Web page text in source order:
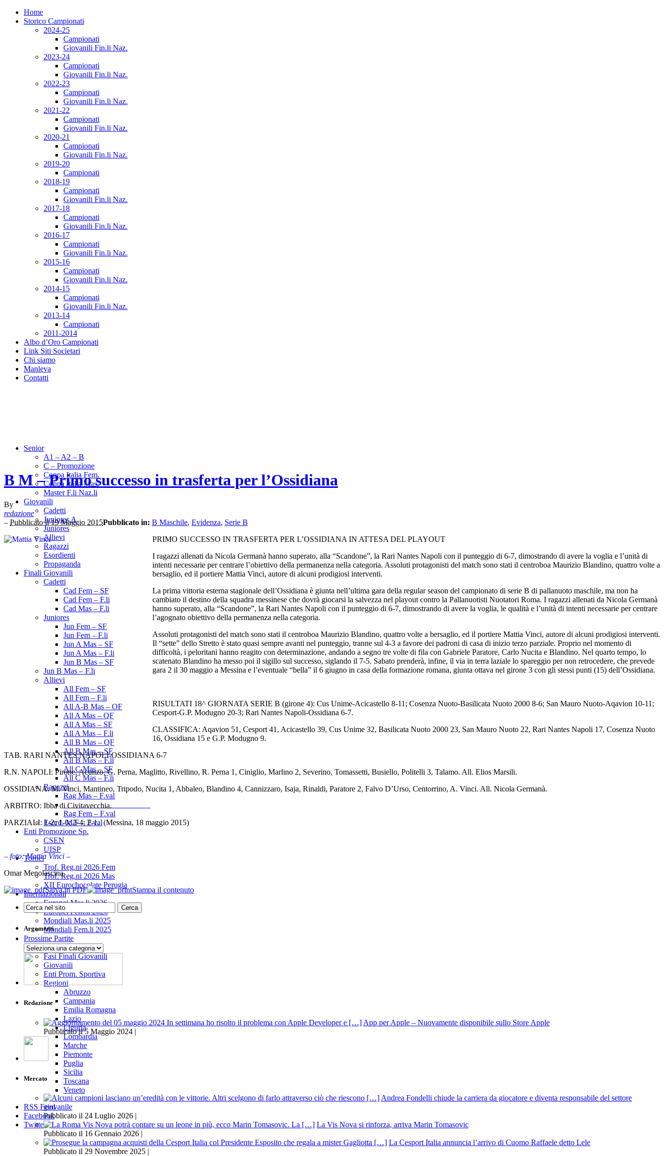
Home
Storico Campionati
2024-25
Campionati
Giovanili Fin.li Naz.
2023-24
Campionati
Giovanili Fin.li Naz.
2022-23
Campionati
Giovanili Fin.li Naz.
2021-22
Campionati
Giovanili Fin.li Naz.
2020-21
Campionati
Giovanili Fin.li Naz.
2019-20
Campionati
2018-19
Campionati
Giovanili Fin.li Naz.
2017-18
Campionati
Giovanili Fin.li Naz.
2016-17
Campionati
Giovanili Fin.li Naz.
2015-16
Campionati
Giovanili Fin.li Naz.
2014-15
Campionati
Giovanili Fin.li Naz.
2013-14
Campionati
2011-2014
Albo d’Oro Campionati
Link Siti Societari
Chi siamo
Manleva
Contatti
Senior
A1 – A2 – B
C – Promozione
Coppa Italia Fem.
Coppa Italia Mas.
Master F.li Naz.li
Giovanili
Cadetti
Juniores A
Juniores
Allievi
Ragazzi
Esordienti
Propaganda
Finali Giovanili
Cadetti
Cad Fem – SF
Cad Fem – F.li
Cad Mas – F.li
Juniores
Jun Fem – SF
Jun Fem – F.li
Jun A Mas – SF
Jun A Mas – F.li
Jun B Mas – SF
Jun B Mas – F.li
Allievi
All Fem – SF
All Fem – F.li
All A-B Mas – OF
All A Mas – QF
All A Mas – SF
All A Mas – F.li
All B Mas – QF
All B Mas – SF
All B Mas – F.li
All C Mas – SF
All C Mas – F.li
Ragazzi
Rag Mas – F.val
______________________
Rag Fem – F.val
Esord. M/F – F.val
Enti Promozione Sp.
CSEN
UISP
Tornei
Trof. Reg.ni 2026 Fem
Trof. Reg.ni 2026 Mas
XII Eurochocolate Perugia
Internazionali
Europei Mas.li 2026
Europei Fem.li 2026
Mondiali Mas.li 2025
Mondiali Fem.li 2025
Prossime Partite
Senior
Fasi Finali Giovanili
Giovanili
Enti Prom. Sportiva
Regioni
Abruzzo
Campania
Emilia Romagna
Lazio
Liguria
Lombardia
Marche
Piemonte
Puglia
Sicilia
Toscana
Veneto
RSS Feed
Facebook
Twitter
B M – Primo successo in trasferta per l’Ossidiana
By
redazione
– Pubblicato il 19 Maggio 2015Pubblicato in: B Maschile, Evidenza, Serie B
PRIMO SUCCESSO IN TRASFERTA PER L’OSSIDIANA IN ATTESA DEL PLAYOUT
I ragazzi allenati da Nicola Germanà hanno superato, alla “Scandone”, la Rari Nantes Napoli con il punteggio di 6-7, dimostrando di avere la voglia e l’unità di
intenti necessarie per centrare l’obiettivo della permanenza nella categoria. Assoluti protagonisti del match sono stati il centroboa Maurizio Blandino, quattro volte a
bersaglio, ed il portiere Mattia Vinci, autore di alcuni prodigiosi interventi.
La prima vittoria esterna stagionale dell’Ossidiana è giunta nell’ultima gara della regular season del campionato di serie B di pallanuoto maschile, ma non ha
cambiato il destino della squadra messinese che dovrà giocarsi la salvezza nel playout contro la Pallanuotisti Nuotatori Roma. I ragazzi allenati da Nicola Germanà
hanno superato, alla “Scandone”, la Rari Nantes Napoli con il punteggio di 6-7, dimostrando di avere la voglia, le qualità e l’unità di intenti necessarie per centrare
l’agognato obiettivo della permanenza nella categoria.
Assoluti protagonisti del match sono stati il centroboa Maurizio Blandino, quattro volte a bersaglio, ed il portiere Mattia Vinci, autore di alcuni prodigiosi interventi.
Il “sette” dello Stretto è stato quasi sempre avanti nel punteggio, tranne sul 4-3 a favore dei padroni di casa di inizio terzo parziale. Proprio nel momento di
difficoltà, i peloritani hanno reagito con determinazione, andando a segno tre volte di fila con Gabriele Paratore, Carlo Nucita e Blandino. Nel quarto tempo, lo
scatenato Blandino ha messo poi il sigillo sul successo, siglando il 7-5. Sabato prenderà, infine, il via in terra laziale lo spareggio per non retrocedere, che prevede
gara 2 il 30 maggio a Messina e l’eventuale “bella” il 6 giugno in casa della formazione romana, giunta ottava nel girone 3 con gli stessi punti (15) dell’Ossidiana.
RISULTATI 18^ GIORNATA SERIE B (girone 4): Cus Unime-Acicastello 8-11; Cosenza Nuoto-Basilicata Nuoto 2000 8-6; San Mauro Nuoto-Aqavion 10-11;
Cesport-G.P. Modugno 20-3; Rari Nantes Napoli-Ossidiana 6-7.
CLASSIFICA: Aqavion 51, Cesport 41, Acicastello 39, Cus Unime 32, Basilicata Nuoto 2000 23, San Mauro Nuoto 22, Rari Nantes Napoli 17, Cosenza Nuoto
16, Ossidiana 15 e G.P. Modugno 9.
TAB. RARI NANTES NAPOLI-OSSIDIANA 6-7
R.N. NAPOLI: Pirone, Acunzo, G. Perna, Maglitto, Rivellino, R. Perna 1, Ciniglio, Marlino 2, Severino, Tomassetti, Busiello, Politelli 3, Talamo. All. Elios Marsili.
OSSIDIANA: M. Vinci, Mantineo, Tripodo, Nucita 1, Abbaleo, Blandino 4, Cannizzaro, Isaja, Rinaldi, Paratore 2, Falvo D’Urso, Centorrino, A. Vinci. All. Nicola Germanà.
ARBITRO: Ibba di Civitavecchia.
PARZIALI: 1-2; 1-0; 2-4; 2-1. (Messina, 18 maggio 2015)
– foto: Mattia Vinci –
Omar Menolascina
Salva in PDF
Stampa il contenuto
Argomenti
Argomenti
Redazione
App per Apple – Nuovamente disponibile sullo Store Apple
Pubblicato il 5 Maggio 2024 |
Mercato
Andrea Fondelli chiude la carriera da giocatore e diventa responsabile del settore
giovanile
Pubblicato il 24 Luglio 2026 |
La Vis Nova si rinforza, arriva Marin Tomasovic
Pubblicato il 16 Gennaio 2026 |
La Cesport Italia annuncia l’arrivo di Cuomo Raffaele detto Lele
Pubblicato il 29 Novembre 2025 |